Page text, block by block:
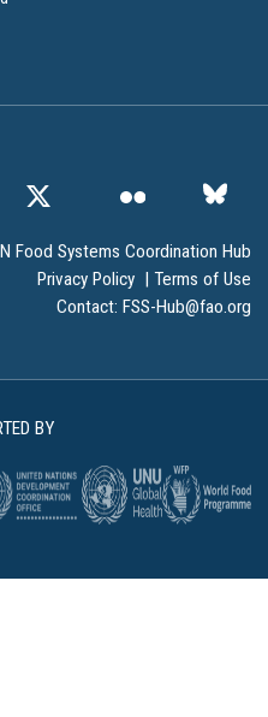
Food Systems Coordination Hub
Privacy Policy | Terms of Use
Contact: FSS-Hub@fao.org
BY